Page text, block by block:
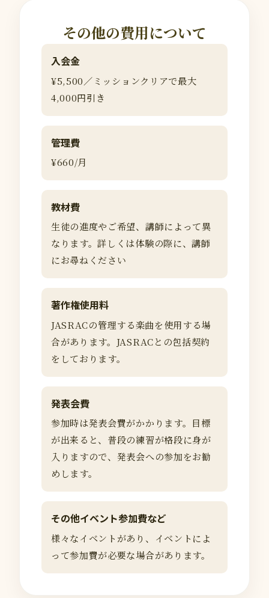
その他の費用について
入会金
¥5,500／ミッションクリアで最大
4,000円引き
管理費
¥660/月
教材費
生徒の進度やご希望、講師によって異
なります。詳しくは体験の際に、講師
にお尋ねください
著作権使用料
JASRACの管理する楽曲を使用する場
合があります。JASRACとの包括契約
をしております。
発表会費
参加時は発表会費がかかります。目標
が出来ると、普段の練習が格段に身が
入りますので、発表会への参加をお勧
めします。
その他イベント参加費など
様々なイベントがあり、イベントによ
って参加費が必要な場合があります。